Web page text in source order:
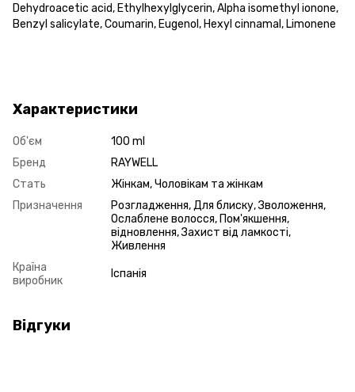
Dehydroacetic acid, Ethylhexylglycerin, Alpha isomethyl ionone,
Benzyl salicylate, Coumarin, Eugenol, Hexyl cinnamal, Limonene
Характеристики
Об'єм
100 ml
Бренд
RAYWELL
Стать
Жінкам, Чоловікам та жінкам
Призначення
Розгладження, Для блиску, Зволоження,
Ослаблене волосся, Пом'якшення,
відновлення, Захист від ламкості,
Живлення
Країна
виробник
Іспанія
Відгуки